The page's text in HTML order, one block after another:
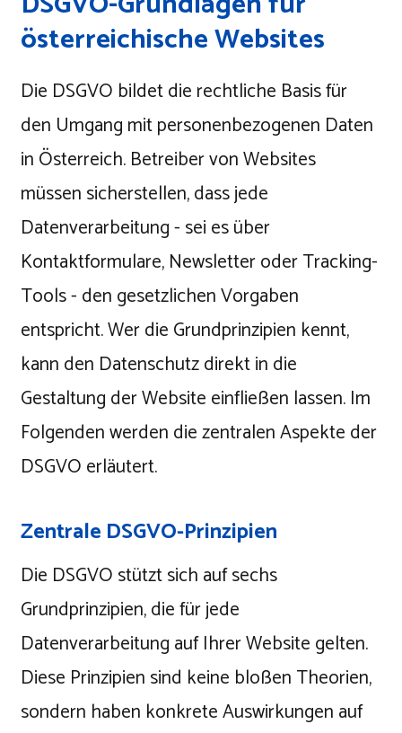
österreichische Websites
Die DSGVO bildet die rechtliche Basis für
den Umgang mit personenbezogenen Daten
in Österreich. Betreiber von Websites
müssen sicherstellen, dass jede
Datenverarbeitung - sei es über
Kontaktformulare, Newsletter oder Tracking-
Tools - den gesetzlichen Vorgaben
entspricht. Wer die Grundprinzipien kennt,
kann den Datenschutz direkt in die
Gestaltung der Website einfließen lassen. Im
Folgenden werden die zentralen Aspekte der
DSGVO erläutert.
Zentrale DSGVO-Prinzipien
Die DSGVO stützt sich auf sechs
Grundprinzipien, die für jede
Datenverarbeitung auf Ihrer Website gelten.
Diese Prinzipien sind keine bloßen Theorien,
sondern haben konkrete Auswirkungen auf